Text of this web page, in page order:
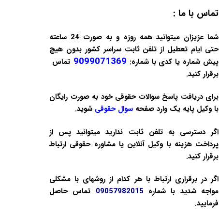
تماس با ما :
شما عزیزان میتوانید همه روزه و به صورت 24 ساعته
حتی ایام تعطیل از تلفن ثابت سراسر کشور بدون هیچ
پیش شماره یا کدی با شماره: 9099071369 تماس
برقرار کنید.
برای دریافت پاسخ سوالات حقوقی خود به صورت رایگان
با وکیل پایه یک وارد صفحه سوال حقوقی شوید.
اگر دسترسی به تلفن ثابت ندارید میتوانید پس از
پرداخت هزینه با وکیل آنلاین یامشاوره حقوقی ارتباط
برقرار کنید.
اگر در برقراری ارتباط با هر کدام از روشهای با مشکلی
مواجه شدید با شماره 09057982015 تماس حاصل
فرمایید.